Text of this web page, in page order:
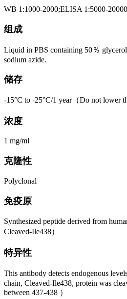
WB 1:1000-2000;ELISA 1:5000-20000
组成
Liquid in PBS containing 50％
sodium azide.
储存
-15°C to -25°C/1 year（Do not lower
浓度
1 mg/ml
克隆性
Polyclonal
免疫原
Synthesized peptide derived from
Cleaved-Ile438）
特异性
This antibody detects endogenous
chain, Cleaved-Ile438, protein was
between 437-438 ）